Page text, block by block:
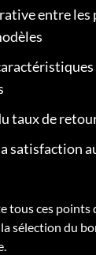
entre les
taux de
satisfaction
tous ces points
sélection du